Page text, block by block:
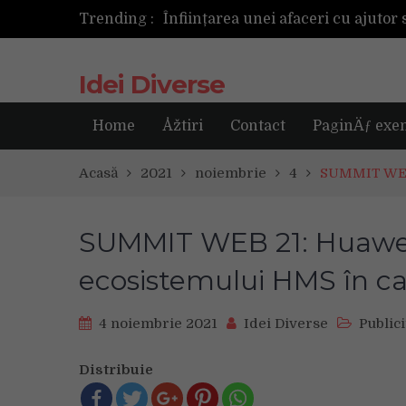
Trending :
Idei Diverse
Home Åžtiri Contact PaginÄƒ
Acasă 2021 noiembrie 4 SUMMIT
SUMMIT WEB 21:
ecosistemului HMS în
4 noiembrie 2021 Idei Diverse
Distribuie